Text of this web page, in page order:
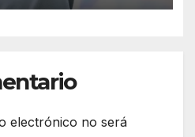
electrónico no será